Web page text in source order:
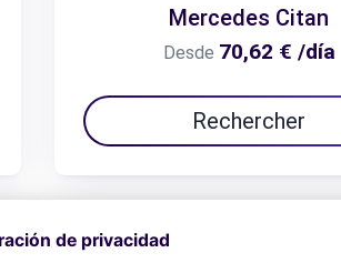
Mercedes Citan
Desde 70,62 € /día
Rechercher